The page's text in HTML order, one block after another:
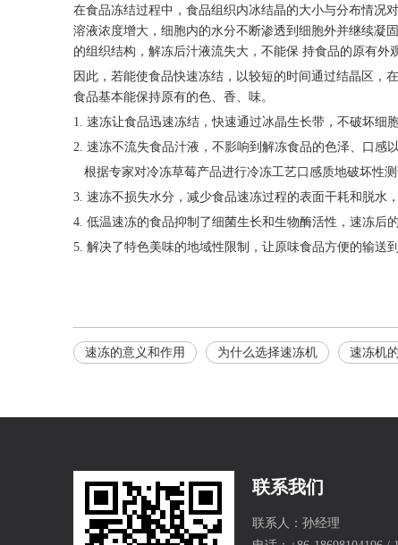
在食品冻结过程中，食品组织内冰结晶的大小与分布情况
溶液浓度增大，细胞内的水分不断渗透到细胞外并继续凝
的组织结构，解冻后汁液流失大，不能保 持食品的原有外
因此，若能使食品快速冻结，以较短的时间通过结晶区，
食品基本能保持原有的色、香、味。
1. 速冻让食品迅速冻结，快速通过冰晶生长带，不破坏细
2. 速冻不流失食品汁液，不影响到解冻食品的色泽、口感
根据专家对冷冻草莓产品进行冷冻工艺口感质地破坏性
3. 速冻不损失水分，减少食品速冻过程的表面干耗和脱水
4. 低温速冻的食品抑制了细菌生长和生物酶活性，速冻后
5. 解决了特色美味的地域性限制，让原味食品方便的输送到
速冻的意义和作用 为什么选择速冻机 速冻机
联系我们
联系人：孙经理